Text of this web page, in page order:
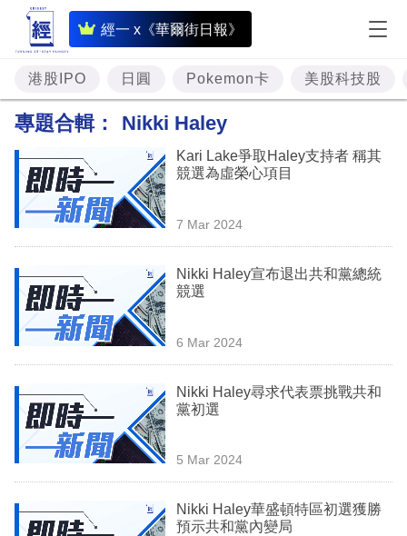
經一 x《華爾街日報》
即
時
財
經
投
資
理
業
科
技
港股IPO 日圓 Pokemon卡 美股科技股
專題合輯： Nikki Haley
Kari Lake爭取Haley支持者 稱其
競選為虛榮心項目
7 Mar 2024
Nikki Haley宣布退出共和黨總統
競選
6 Mar 2024
Nikki Haley尋求代表票挑戰共和
黨初選
5 Mar 2024
Nikki Haley華盛頓特區初選獲勝
預示共和黨內變局